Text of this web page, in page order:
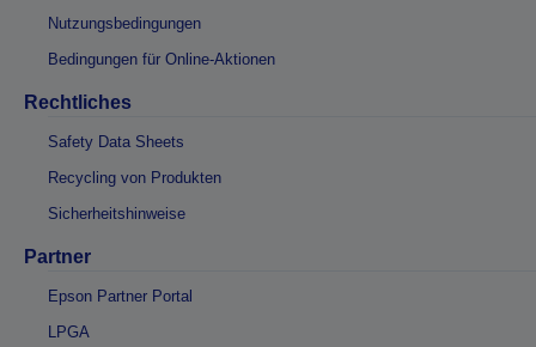
Nutzungsbedingungen
Bedingungen für Online-Aktionen
Rechtliches
Safety Data Sheets
Recycling von Produkten
Sicherheitshinweise
Partner
Epson Partner Portal
LPGA